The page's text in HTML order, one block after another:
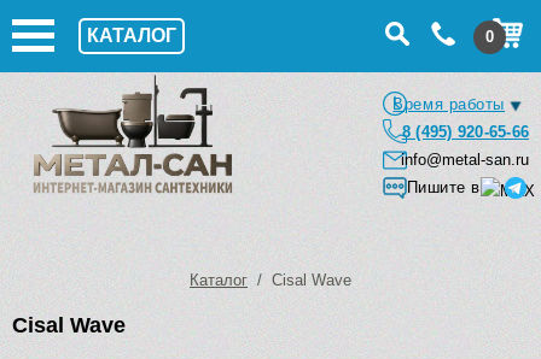
КАТАЛОГ 0
Время работы
8 (495) 920-65-66
info@metal-san.ru
Пишите в
Каталог / Cisal Wave
Cisal Wave